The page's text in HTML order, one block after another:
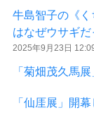
牛島智子の《
はなぜウサギだ
2025年9月23日
「菊畑茂久馬
「仙厓展」開